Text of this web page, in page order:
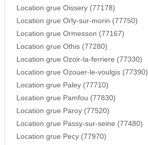
Location grue Oissery (77178)
Location grue Orly-sur-morin (77750)
Location grue Ormesson (77167)
Location grue Othis (77280)
Location grue Ozoir-la-ferriere (77330)
Location grue Ozouer-le-voulgis (77390)
Location grue Paley (77710)
Location grue Pamfou (77830)
Location grue Paroy (77520)
Location grue Passy-sur-seine (77480)
Location grue Pecy (77970)